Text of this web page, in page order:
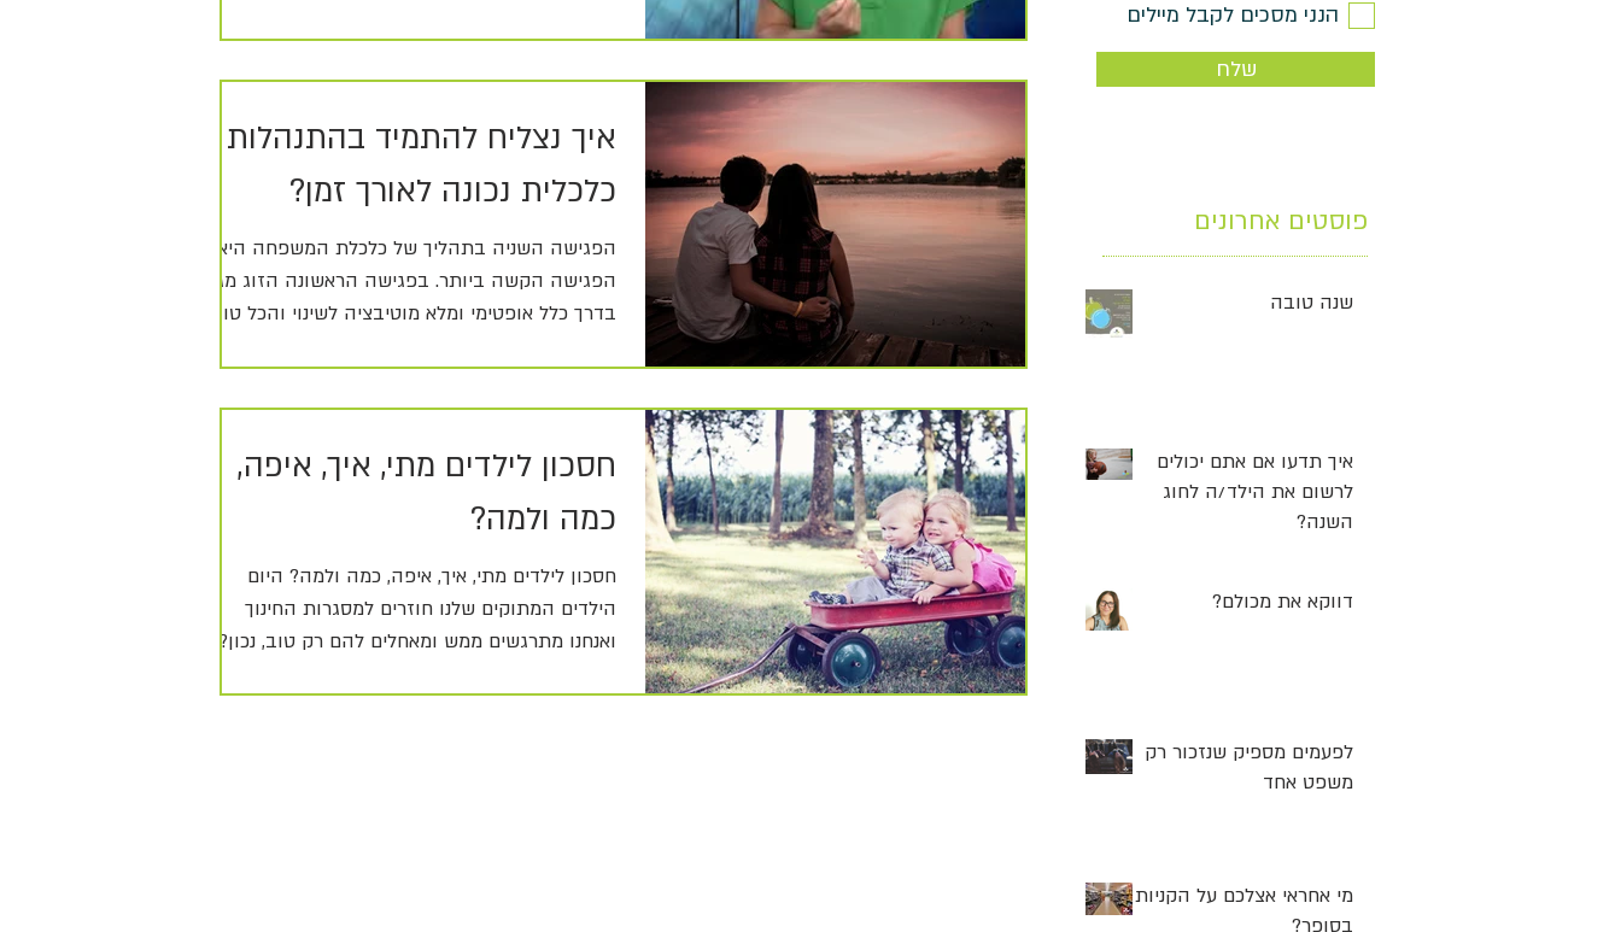
איך נצליח להתמיד בהתנהלות
כלכלית נכונה לאורך זמן?
הפגישה השניה בתהליך של כלכלת המשפחה היא
הפגישה הקשה ביותר. בפגישה הראשונה הזוג מגיע
בדרך כלל אופטימי ומלא מוטיבציה לשינוי והכל טוב
חסכון לילדים מתי, איך, איפה,
כמה ולמה?
חסכון לילדים מתי, איך, איפה, כמה ולמה? היום
הילדים המתוקים שלנו חוזרים למסגרות החינוך
ואנחנו מתרגשים ממש ומאחלים להם רק טוב, נכון?
הנני מסכים לקבל מיילים
שלח
פוסטים אחרונים
שנה טובה
איך תדעו אם אתם יכולים
לרשום את הילד/ה לחוג
השנה?
דווקא את מכולם?
לפעמים מספיק שנזכור רק
משפט אחד
מי אחראי אצלכם על הקניות
בסופר?